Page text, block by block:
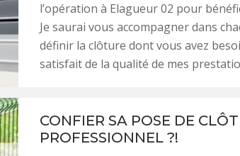
l’opération à Elagueur 02 pour
Je saurai vous accompagner dans
définir la clôture dont vous avez
satisfait de la qualité de mes
CONFIER SA POSE DE
PROFESSIONNEL ?!